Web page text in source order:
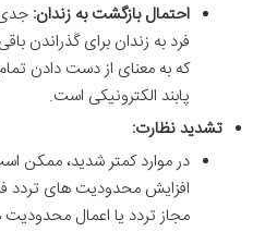
احتمال بازگشت به زندان:
فرد به زندان برای گذراندن
که به معنای از دست دادن
پابند الکترونیکی است.
تشدید نظارت:
در موارد کمتر شدید، ممکن
افزایش محدودیت های تردد
مجاز تردد یا اعمال